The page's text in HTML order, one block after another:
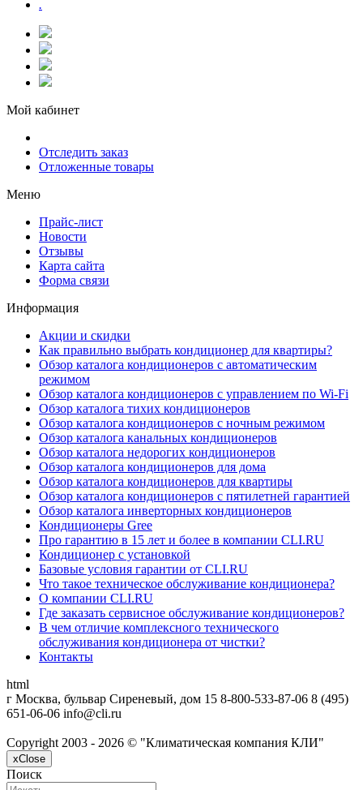
.
Мой кабинет
Отследить заказ
Отложенные товары
Меню
Прайс-лист
Новости
Отзывы
Карта сайта
Форма связи
Информация
Акции и скидки
Как правильно выбрать кондиционер для квартиры?
Обзор каталога кондиционеров с автоматическим
режимом
Обзор каталога кондиционеров с управлением по Wi-Fi
Обзор каталога тихих кондиционеров
Обзор каталога кондиционеров с ночным режимом
Обзор каталога канальных кондиционеров
Обзор каталога недорогих кондиционеров
Обзор каталога кондиционеров для дома
Обзор каталога кондиционеров для квартиры
Обзор каталога кондиционеров с пятилетней гарантией
Обзор каталога инверторных кондиционеров
Кондиционеры Gree
Про гарантию в 15 лет и более в компании CLI.RU
Кондиционер с установкой
Базовые условия гарантии от CLI.RU
Что такое техническое обслуживание кондиционера?
О компании CLI.RU
Где заказать сервисное обслуживание кондиционеров?
В чем отличие комплексного технического
обслуживания кондиционера от чистки?
Контакты
html
г Москва, бульвар Сиреневый, дом 15 8-800-533-87-06 8 (495)
651-06-06 info@cli.ru
Copyright 2003 - 2026 © "Климатическая компания КЛИ"
xClose
Поиск